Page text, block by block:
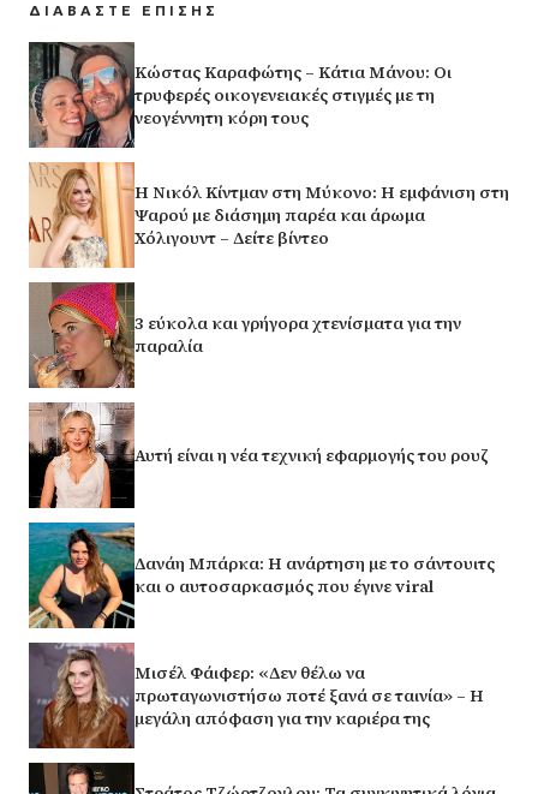
ΔΙΑΒΑΣΤΕ ΕΠΙΣΗΣ
Κώστας Καραφώτης – Κάτια Μάνου: Οι
τρυφερές οικογενειακές στιγμές με τη
νεογέννητη κόρη τους
H Νικόλ Κίντμαν στη Μύκονο: Η εμφάνιση στη
Ψαρού με διάσημη παρέα και άρωμα
Χόλιγουντ – Δείτε βίντεο
3 εύκολα και γρήγορα χτενίσματα για την
παραλία
Αυτή είναι η νέα τεχνική εφαρμογής του ρουζ
Δανάη Μπάρκα: Η ανάρτηση με το σάντουιτς
και ο αυτοσαρκασμός που έγινε viral
Μισέλ Φάιφερ: «Δεν θέλω να
πρωταγωνιστήσω ποτέ ξανά σε ταινία» – Η
μεγάλη απόφαση για την καριέρα της